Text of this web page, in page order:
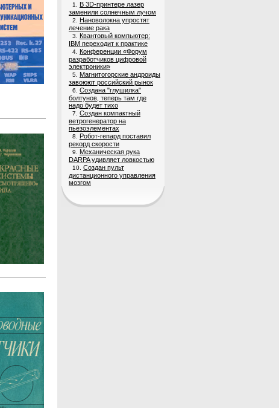
1. В 3D-принтере лазер
заменили солнечным лучом
2. Нановолокна упростят
лечение рака
3. Квантовый компьютер:
IBM переходит к практике
4. Конференции «Форум
разработчиков цифровой
электроники»
5. Магнитогорские андроиды
завоюют российский рынок
6. Создана "глушилка"
болтунов, теперь там где
надо будет тихо
7. Создан компактный
ветрогенератор на
пьезоэлементах
8. Робот-гепард поставил
рекорд скорости
9. Механическая рука
DARPA удивляет ловкостью
10. Создан пульт
дистанционного управления
мозгом